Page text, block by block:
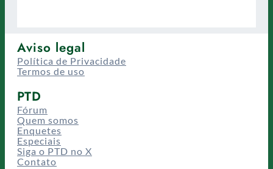
Aviso legal
Política de Privacidade
Termos de uso
PTD
Fórum
Quem somos
Enquetes
Especiais
Siga o PTD no X
Contato